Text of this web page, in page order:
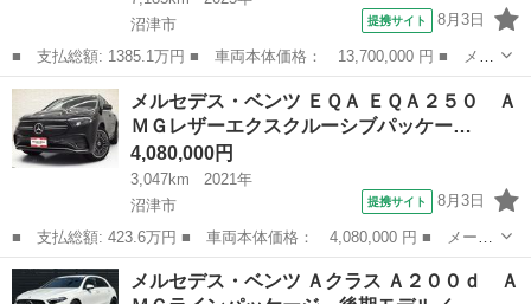
沼津市
提携サイト 8月3日
■ 支払総額: 1385.1万円 ■ 車両本体価格： 13,700,000 円 ■ メー
カー名： メルセデス・ベンツ ■ 車種名： Ｓクラス ■ グレード
名： Ｓ５８０ ４マチック パノラマＳＲ レーダーセーフティ
Ｐ 黒革...
静岡 沼津市 Sクラス
メルセデス・ベンツ ＥＱＡ ＥＱＡ２５０ Ａ
ＭＧレザーエクスクルーシブパッケー…
4,080,000円
3,047km
2021年
沼津市
提携サイト 8月3日
■ 支払総額: 423.6万円 ■ 車両本体価格： 4,080,000 円 ■ メーカ
ー名： メルセデス・ベンツ ■ 車種名： ＥＱＡ ■ グレード
名： ＥＱＡ２５０ ＡＭＧレザーエクスクルーシブパッケージ パ
静岡 沼津市 ベンツ（メルセデス）
メルセデス・ベンツ Ａクラス Ａ２００ｄ Ａ